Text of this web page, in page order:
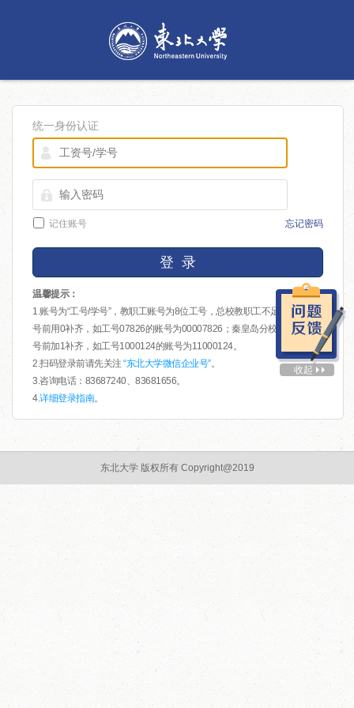
统一身份认证
记住账号 忘记密码
登 录
温馨提示：
1.账号为“工号/学号”，教职工账号为8位工号，总校教职工不足8位的在工
号前用0补齐，如工号07826的账号为00007826；秦皇岛分校教职工在工
号前加1补齐，如工号1000124的账号为11000124。
2.扫码登录前请先关注 “东北大学微信企业号”。
3.咨询电话：83687240、83681656。
4.详细登录指南。
东北大学 版权所有 Copyright@2019
收起